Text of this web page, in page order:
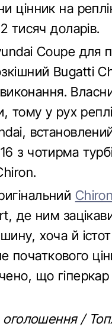
на
тисяч доларів.
Coupe для
Bugatti
виконання.
тому у рух
з чотирма
де ним
хоча й
що гіперкар
оголошення /